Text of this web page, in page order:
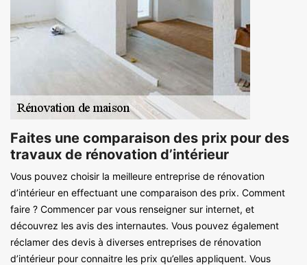
Faites une comparaison des prix pour des
travaux de rénovation d’intérieur
Vous pouvez choisir la meilleure entreprise de rénovation
d’intérieur en effectuant une comparaison des prix. Comment
faire ? Commencer par vous renseigner sur internet, et
découvrez les avis des internautes. Vous pouvez également
réclamer des devis à diverses entreprises de rénovation
d’intérieur pour connaitre les prix qu’elles appliquent. Vous